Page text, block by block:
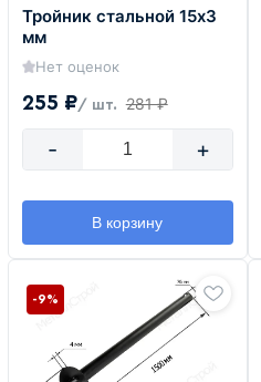
Тройник стальной 15х3
мм
Нет оценок
255 ₽/ шт. 281 ₽
- +
В корзину
-9%